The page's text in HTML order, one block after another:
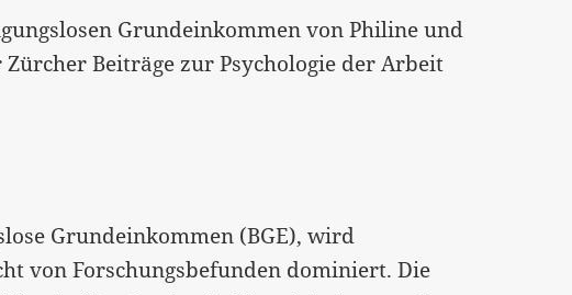
Grundeinkommen von Philine und
Beiträge zur Psychologie der Arbeit
Grundeinkommen (BGE), wird
von Forschungsbefunden dominiert. Die